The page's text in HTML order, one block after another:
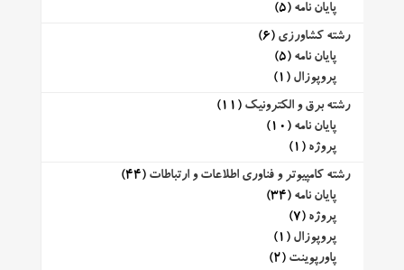
پایان نامه (5)
رشته کشاورزی (6)
پایان نامه (5)
پروپوزال (1)
رشته برق و الکترونیک (11)
پایان نامه (10)
پروژه (1)
رشته کامپیوتر و فناوری اطلاعات و ارتباطات (44)
پایان نامه (34)
پروژه (7)
پروپوزال (1)
پاورپوینت (2)